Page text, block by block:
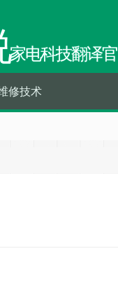
家电科技翻译官
修技术